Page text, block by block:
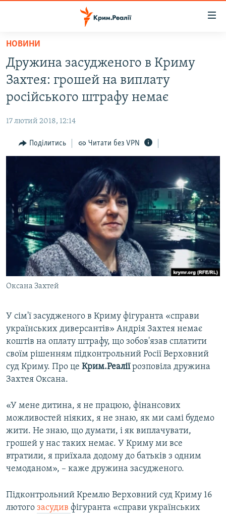
Перейти
основного
матеріалу
Перейти
до
основної
Перейти
до
ВОДА.КРИМ
ВІДЕО ТА ФОТО
БЛОГИ
ПОГЛЯД
ВСЕ ЗА ДЕНЬ
СПЕЦПРОЕКТИ
ДЕПОРТАЦІЯ
ВІДЕОУРОКИ «ELIFBE»
СВІДЧЕННЯ ОКУПАЦІЇ
УКРАЇНСЬКА ПРОБЛЕМА КРИМУ
ІНФОГРАФІКА
ЯК ОБІЙТИ БЛОКУВАННЯ
Русский
Qırımtatar
ДОЛУЧАЙСЯ!
Усі сайти RFE/RL
НОВИНИ
Дружина засудженого в Криму
Захтея: грошей на виплату
російського штрафу немає
17 лютий 2018, 12:14
Поділитись Читати без VPN
Оксана Захтей
У сім'ї засудженого в Криму фігуранта «справи
українських диверсантів» Андрія Захтея немає
коштів на оплату штрафу, що зобов'язав сплатити
своїм рішенням підконтрольний Росії Верховний
суд Криму. Про це Крим.Реаліїрозповіла дружина
Захтея Оксана.
«У мене дитина, я не працюю, фінансових
можливостей ніяких, я не знаю, як ми самі будемо
жити. Не знаю, що думати, і як виплачувати,
грошей у нас таких немає. У Криму ми все
втратили, я приїхала додому до батьків з одним
чемоданом», – каже дружина засудженого.
Підконтрольний Кремлю Верховний суд Криму 16
лютого засудив фігуранта «справи українських